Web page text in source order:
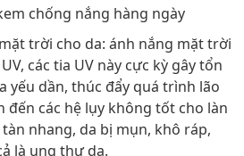
chống nắng hàng ngày
trời cho da: ánh nắng mặt trời
các tia UV này cực kỳ gây tổn
yếu dần, thúc đẩy quá trình lão
đến các hệ lụy không tốt cho làn
nhang, da bị mụn, khô ráp,
là ung thư da.